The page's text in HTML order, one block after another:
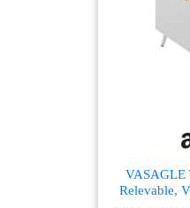
VASAGLE
Relevable,